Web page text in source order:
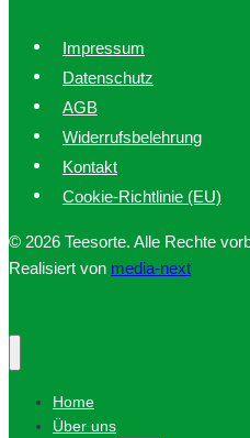
Impressum
Datenschutz
AGB
Widerrufsbelehrung
Kontakt
Cookie-Richtlinie (EU)
© 2026 Teesorte. Alle Rechte
Realisiert von media-next
Home
Über uns